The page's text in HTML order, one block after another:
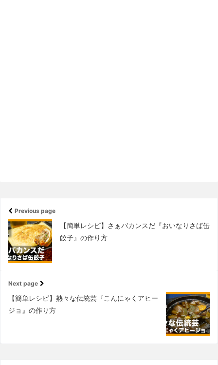
Previous page
【簡単レシピ】さぁバカンスだ『おいなりさば缶
餃子』の作り方
Next page
【簡単レシピ】熱々な伝統芸『こんにゃくアヒー
ジョ』の作り方